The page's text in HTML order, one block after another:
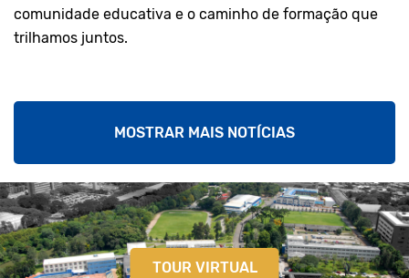
comunidade educativa e o caminho de formação que
trilhamos juntos.
MOSTRAR MAIS NOTÍCIAS
TOUR VIRTUAL